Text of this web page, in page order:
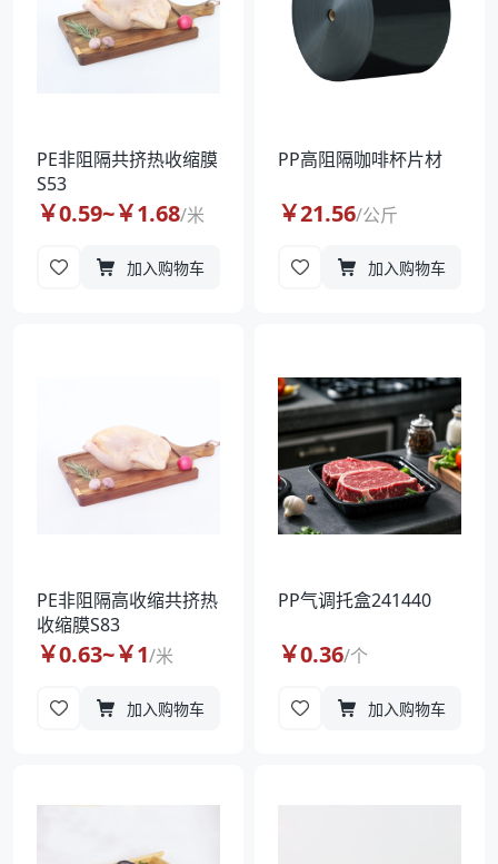
PE非阻隔共挤热收缩膜
S53
￥0.59~￥1.68/米
加入购物车
PP高阻隔咖啡杯片材
￥21.56/公斤
加入购物车
PE非阻隔高收缩共挤热
收缩膜S83
￥0.63~￥1/米
加入购物车
PP气调托盒241440
￥0.36/个
加入购物车